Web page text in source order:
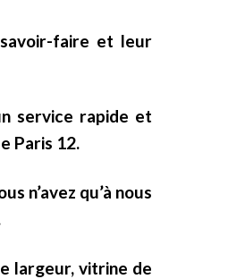
faire et leur
service rapide et
Paris 12.
n’avez qu’à nous
largeur, vitrine de